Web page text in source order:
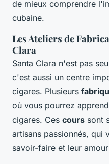
de mieux comprendre
cubaine.
Les Ateliers de
Clara
Santa Clara n'est pas
c'est aussi un centre
cigares. Plusieurs
où vous pourrez
cigares. Ces cours sont
artisans passionnés, qui
savoir-faire et leur